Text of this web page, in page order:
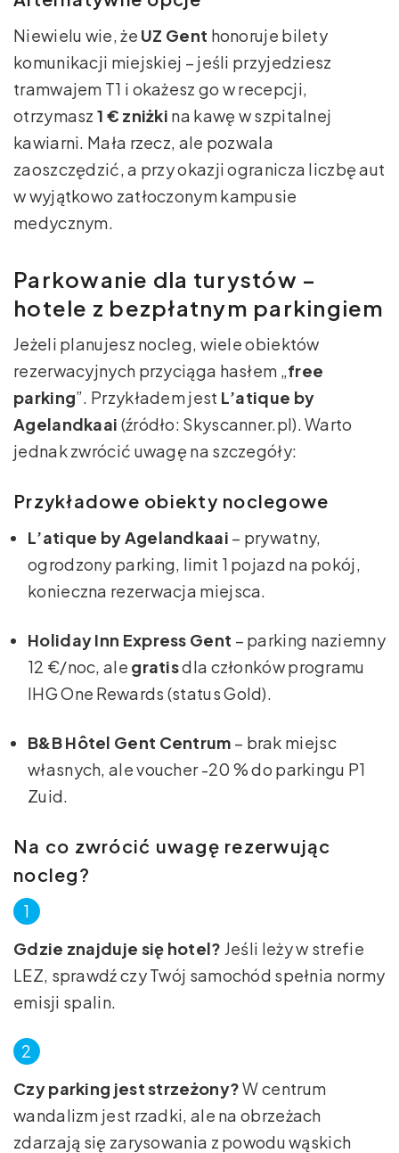
Niewielu wie, że UZ Gent honoruje bilety
komunikacji miejskiej – jeśli przyjedziesz
tramwajem T1 i okażesz go w recepcji,
otrzymasz1 € zniżki na kawę w szpitalnej
kawiarni. Mała rzecz, ale pozwala
zaoszczędzić, a przy okazji ogranicza liczbę aut
w wyjątkowo zatłoczonym kampusie
medycznym.
Parkowanie dla turystów –
hotele z bezpłatnym parkingiem
Jeżeli planujesz nocleg, wiele obiektów
rezerwacyjnych przyciąga hasłem „free
parking”. Przykładem jest L’atique by
Agelandkaai (źródło: Skyscanner.pl). Warto
jednak zwrócić uwagę na szczegóły:
Przykładowe obiekty noclegowe
L’atique by Agelandkaai – prywatny,
ogrodzony parking, limit 1 pojazd na pokój,
konieczna rezerwacja miejsca.
Holiday Inn Express Gent – parking naziemny
12 €/noc, ale gratisdla członków programu
IHG One Rewards (status Gold).
B&B Hôtel Gent Centrum – brak miejsc
własnych, ale voucher -20 % do parkingu P1
Zuid.
Na co zwrócić uwagę rezerwując
nocleg?
Gdzie znajduje się hotel? Jeśli leży w strefie
LEZ, sprawdź czy Twój samochód spełnia normy
emisji spalin.
Czy parking jest strzeżony?W centrum
wandalizm jest rzadki, ale na obrzeżach
zdarzają się zarysowania z powodu wąskich